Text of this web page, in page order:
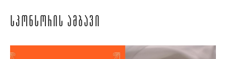
ᲡᲞᲝᲜᲡᲝᲠᲘᲡ ᲐᲛᲑᲐᲕᲘ